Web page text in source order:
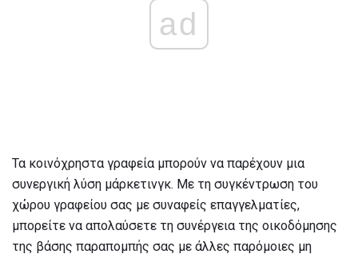
ad
Τα κοινόχρηστα γραφεία μπορούν να παρέχουν μια
συνεργική λύση μάρκετινγκ. Με τη συγκέντρωση του
χώρου γραφείου σας με συναφείς επαγγελματίες,
μπορείτε να απολαύσετε τη συνέργεια της οικοδόμησης
της βάσης παραπομπής σας με άλλες παρόμοιες μη